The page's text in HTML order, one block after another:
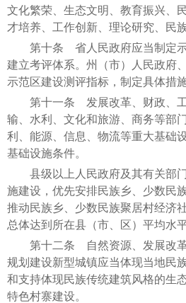
文化繁荣、生态文明、教育振兴、
才培养、工作创新、理论研究、民
第十条 省人民政府应当制定示
建立考评体系。州（市）人民政府
示范区建设测评指标，制定具体措施
第十一条 发展改革、财政、工
输、水利、文化和旅游、商务等部
利、能源、信息、物流等重大基础
基础设施条件。
县级以上人民政府及其有关部门
施建设，优先安排民族乡、少数民
推动民族乡、少数民族聚居村经济
总体达到所在县（市、区）平均水平
第十二条 自然资源、发展改革
规划建设新型城镇应当体现当地民
和支持体现民族传统建筑风格的生
特色村寨建设。